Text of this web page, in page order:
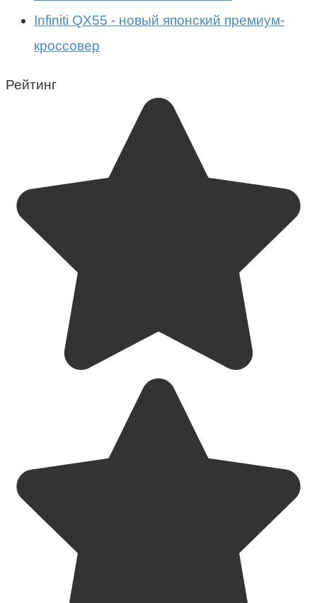
Infiniti QX55 - новый японский премиум-
кроссовер
Рейтинг